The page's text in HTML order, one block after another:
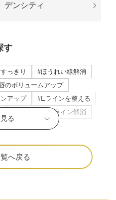
デンシティ
す
っきり
#ほうれい線解消
のボリュームアップ
アップ
#Eラインを整える
#マリオネットライン解消
のあるお顔に
#おでこを丸く
る
へ戻る